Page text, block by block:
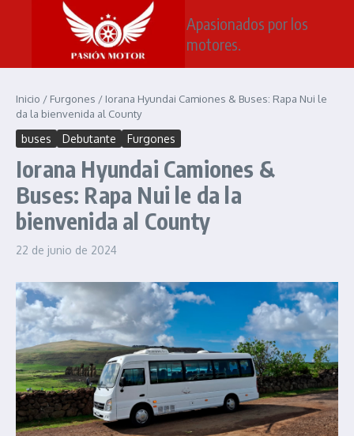
Saltar al contenido
Apasionados por los
motores.
Inicio / Furgones / Iorana Hyundai Camiones & Buses: Rapa Nui le
da la bienvenida al County
buses Debutante Furgones
Iorana Hyundai Camiones &
Buses: Rapa Nui le da la
bienvenida al County
22 de junio de 2024